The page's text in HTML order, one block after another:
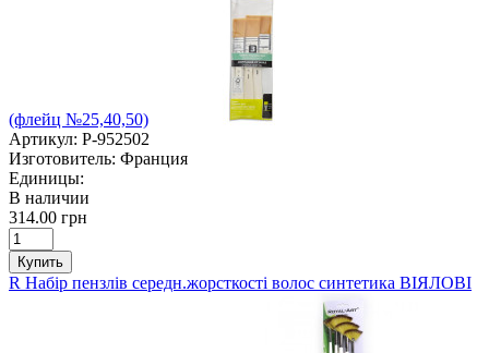
(флейц №25,40,50)
Артикул: P-952502
Изготовитель: Франция
Единицы:
В наличии
314.00 грн
Купить
R Набір пензлів середн.жорсткості волос синтетика ВІЯЛОВІ